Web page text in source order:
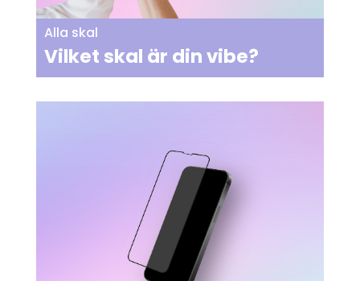
Alla skal
Vilket skal är din vibe?